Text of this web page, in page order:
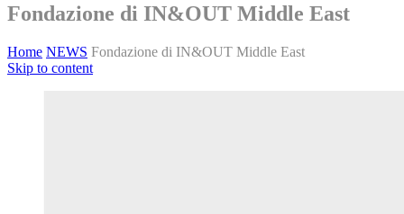
Fondazione di IN&OUT Middle East
Home NEWS Fondazione di IN&OUT Middle East
Skip to content